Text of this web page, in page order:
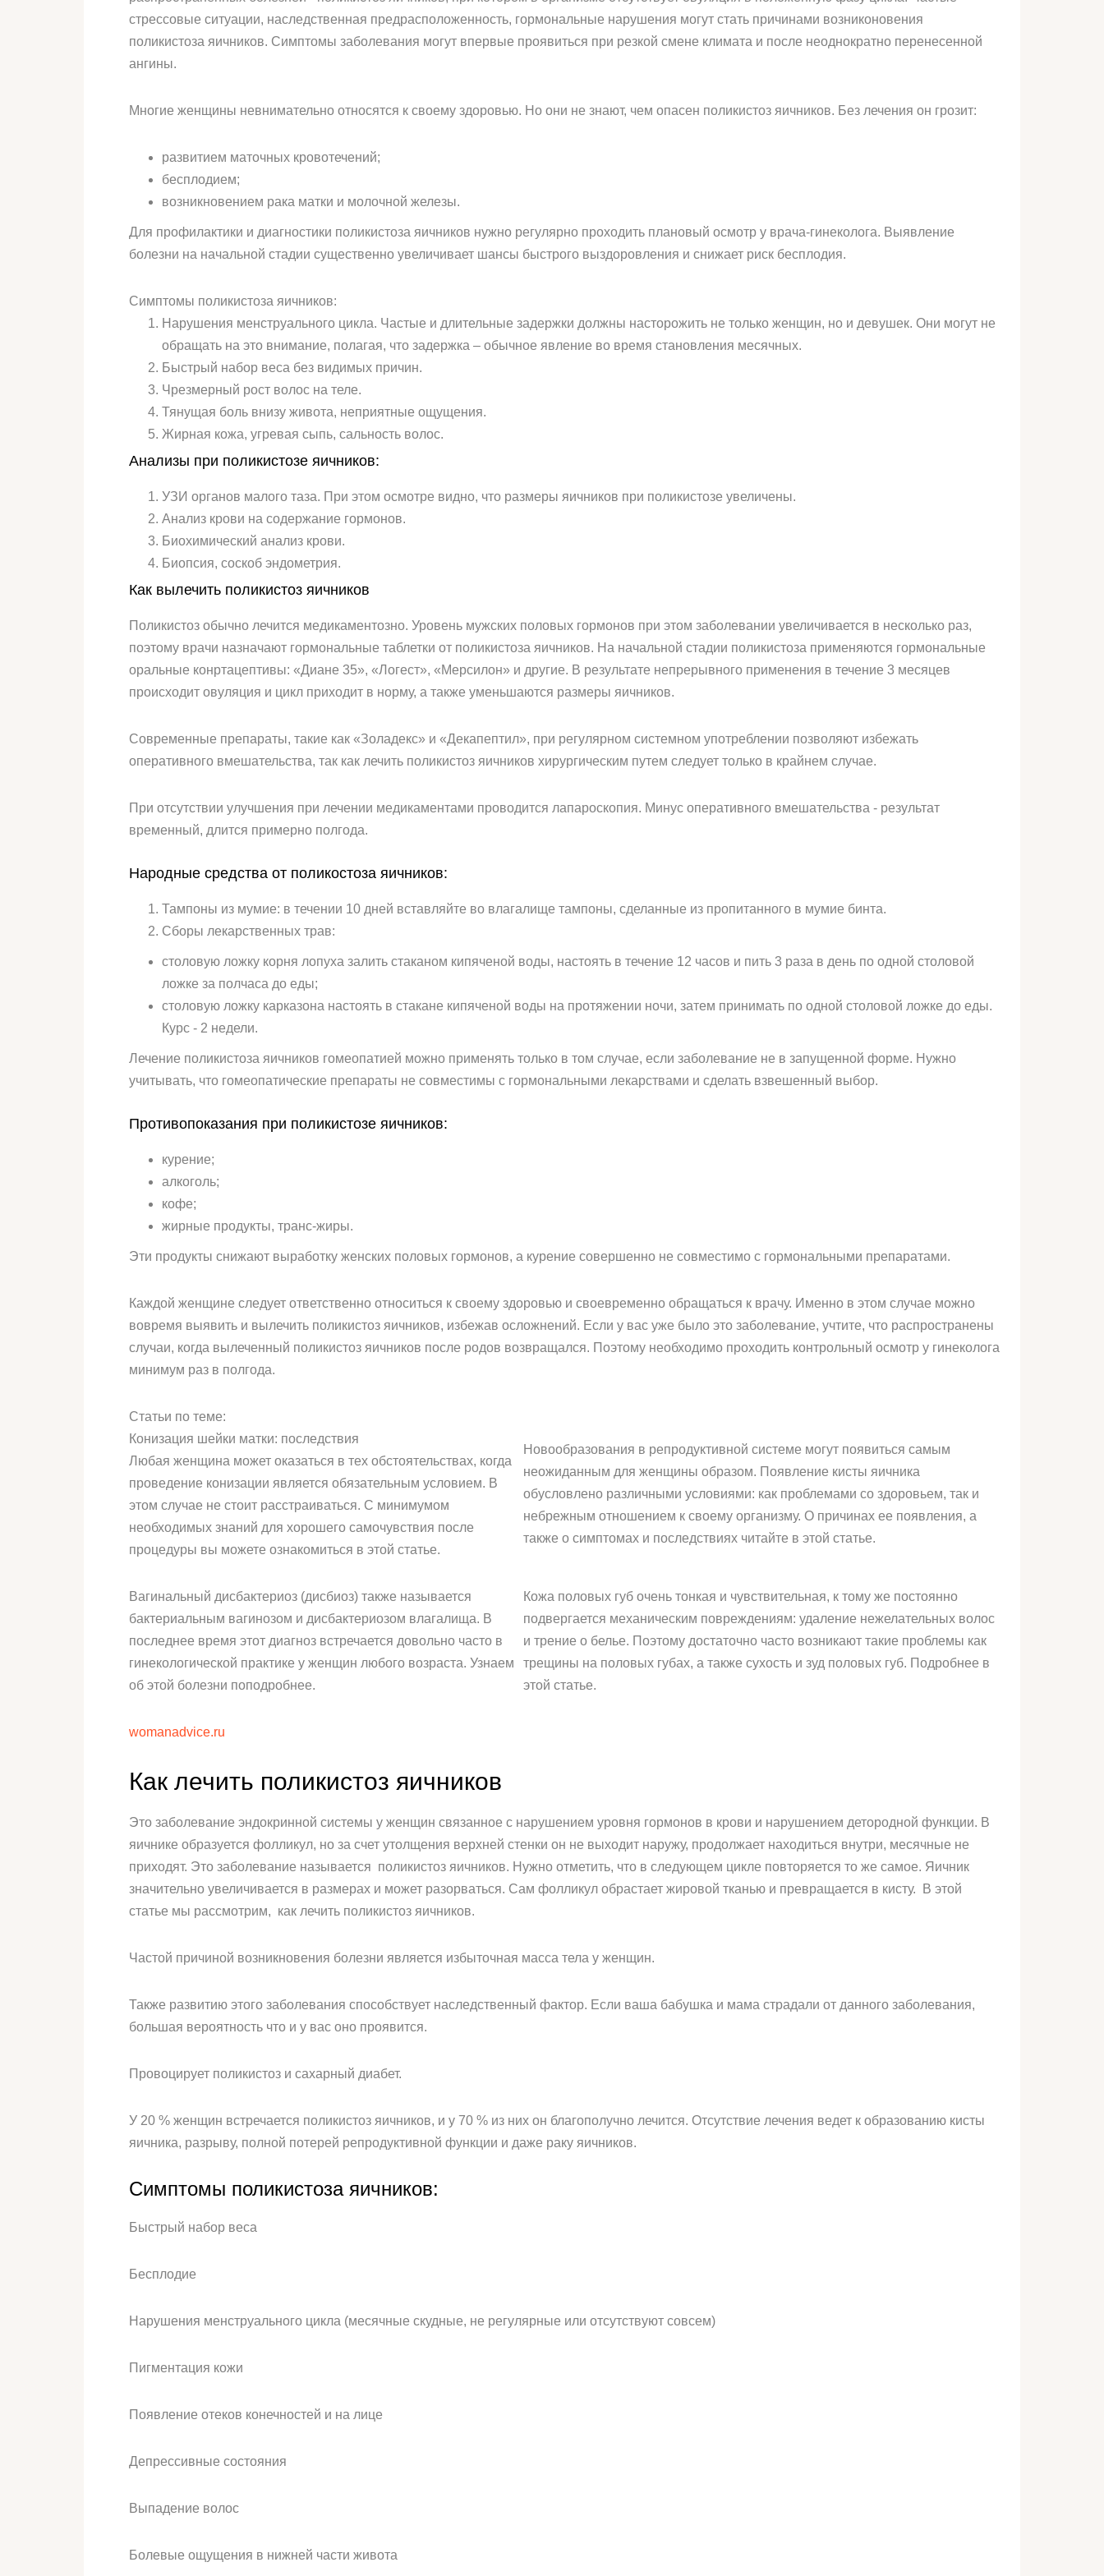
стрессовые ситуации, наследственная предрасположенность, гормональные нарушения могут стать причинами возниконовения
поликистоза яичников. Симптомы заболевания могут впервые проявиться при резкой смене климата и после неоднократно перенесенной
ангины.
Многие женщины невнимательно относятся к своему здоровью. Но они не знают, чем опасен поликистоз яичников. Без лечения он грозит:
развитием маточных кровотечений;
бесплодием;
возникновением рака матки и молочной железы.
Для профилактики и диагностики поликистоза яичников нужно регулярно проходить плановый осмотр у врача-гинеколога. Выявление
болезни на начальной стадии существенно увеличивает шансы быстрого выздоровления и снижает риск бесплодия.
Симптомы поликистоза яичников:
Нарушения менструального цикла. Частые и длительные задержки должны насторожить не только женщин, но и девушек. Они могут не
обращать на это внимание, полагая, что задержка – обычное явление во время становления месячных.
Быстрый набор веса без видимых причин.
Чрезмерный рост волос на теле.
Тянущая боль внизу живота, неприятные ощущения.
Жирная кожа, угревая сыпь, сальность волос.
Анализы при поликистозе яичников:
УЗИ органов малого таза. При этом осмотре видно, что размеры яичников при поликистозе увеличены.
Анализ крови на содержание гормонов.
Биохимический анализ крови.
Биопсия, соскоб эндометрия.
Как вылечить поликистоз яичников
Поликистоз обычно лечится медикаментозно. Уровень мужских половых гормонов при этом заболевании увеличивается в несколько раз,
поэтому врачи назначают гормональные таблетки от поликистоза яичников. На начальной стадии поликистоза применяются гормональные
оральные конртацептивы: «Диане 35», «Логест», «Мерсилон» и другие. В результате непрерывного применения в течение 3 месяцев
происходит овуляция и цикл приходит в норму, а также уменьшаются размеры яичников.
Современные препараты, такие как «Золадекс» и «Декапептил», при регулярном системном употреблении позволяют избежать
оперативного вмешательства, так как лечить поликистоз яичников хирургическим путем следует только в крайнем случае.
При отсутствии улучшения при лечении медикаментами проводится лапароскопия. Минус оперативного вмешательства - результат
временный, длится примерно полгода.
Народные средства от поликостоза яичников:
Тампоны из мумие: в течении 10 дней вставляйте во влагалище тампоны, сделанные из пропитанного в мумие бинта.
Сборы лекарственных трав:
столовую ложку корня лопуха залить стаканом кипяченой воды, настоять в течение 12 часов и пить 3 раза в день по одной столовой
ложке за полчаса до еды;
столовую ложку карказона настоять в стакане кипяченой воды на протяжении ночи, затем принимать по одной столовой ложке до еды.
Курс - 2 недели.
Лечение поликистоза яичников гомеопатией можно применять только в том случае, если заболевание не в запущенной форме. Нужно
учитывать, что гомеопатические препараты не совместимы с гормональными лекарствами и сделать взвешенный выбор.
Противопоказания при поликистозе яичников:
курение;
алкоголь;
кофе;
жирные продукты, транс-жиры.
Эти продукты снижают выработку женских половых гормонов, а курение совершенно не совместимо с гормональными препаратами.
Каждой женщине следует ответственно относиться к своему здоровью и своевременно обращаться к врачу. Именно в этом случае можно
вовремя выявить и вылечить поликистоз яичников, избежав осложнений. Если у вас уже было это заболевание, учтите, что распространены
случаи, когда вылеченный поликистоз яичников после родов возвращался. Поэтому необходимо проходить контрольный осмотр у гинеколога
минимум раз в полгода.
Статьи по теме:
Конизация шейки матки: последствия
Любая женщина может оказаться в тех обстоятельствах, когда
проведение конизации является обязательным условием. В
этом случае не стоит расстраиваться. С минимумом
необходимых знаний для хорошего самочувствия после
процедуры вы можете ознакомиться в этой статье.
Новообразования в репродуктивной системе могут появиться самым
неожиданным для женщины образом. Появление кисты яичника
обусловлено различными условиями: как проблемами со здоровьем, так и
небрежным отношением к своему организму. О причинах ее появления, а
также о симптомах и последствиях читайте в этой статье.
Вагинальный дисбактериоз (дисбиоз) также называется
бактериальным вагинозом и дисбактериозом влагалища. В
последнее время этот диагноз встречается довольно часто в
гинекологической практике у женщин любого возраста. Узнаем
об этой болезни поподробнее.
Кожа половых губ очень тонкая и чувствительная, к тому же постоянно
подвергается механическим повреждениям: удаление нежелательных волос
и трение о белье. Поэтому достаточно часто возникают такие проблемы как
трещины на половых губах, а также сухость и зуд половых губ. Подробнее в
этой статье.
womanadvice.ru
Как лечить поликистоз яичников
Это заболевание эндокринной системы у женщин связанное с нарушением уровня гормонов в крови и нарушением детородной функции. В
яичнике образуется фолликул, но за счет утолщения верхней стенки он не выходит наружу, продолжает находиться внутри, месячные не
приходят. Это заболевание называется поликистоз яичников. Нужно отметить, что в следующем цикле повторяется то же самое. Яичник
значительно увеличивается в размерах и может разорваться. Сам фолликул обрастает жировой тканью и превращается в кисту. В этой
статье мы рассмотрим, как лечить поликистоз яичников.
Частой причиной возникновения болезни является избыточная масса тела у женщин.
Также развитию этого заболевания способствует наследственный фактор. Если ваша бабушка и мама страдали от данного заболевания,
большая вероятность что и у вас оно проявится.
Провоцирует поликистоз и сахарный диабет.
У 20 % женщин встречается поликистоз яичников, и у 70 % из них он благополучно лечится. Отсутствие лечения ведет к образованию кисты
яичника, разрыву, полной потерей репродуктивной функции и даже раку яичников.
Симптомы поликистоза яичников:
Быстрый набор веса
Бесплодие
Нарушения менструального цикла (месячные скудные, не регулярные или отсутствуют совсем)
Пигментация кожи
Появление отеков конечностей и на лице
Депрессивные состояния
Выпадение волос
Болевые ощущения в нижней части живота